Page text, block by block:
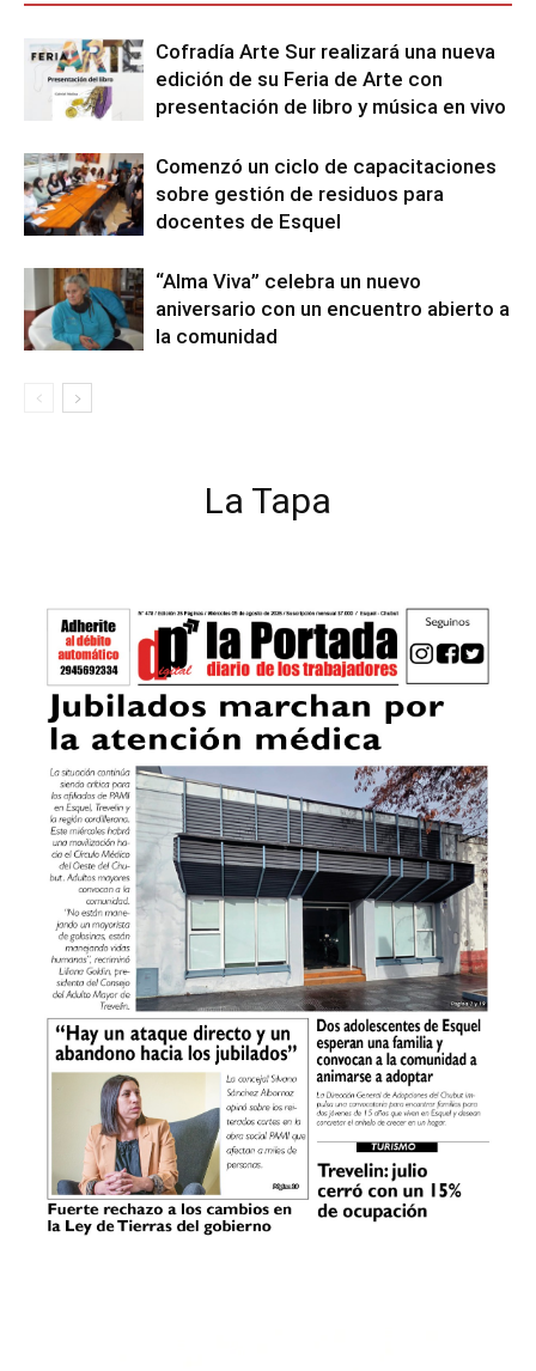
Cofradía Arte Sur realizará una nueva
edición de su Feria de Arte con
presentación de libro y música en vivo
Comenzó un ciclo de capacitaciones
sobre gestión de residuos para
docentes de Esquel
“Alma Viva” celebra un nuevo
aniversario con un encuentro abierto a
la comunidad
La Tapa